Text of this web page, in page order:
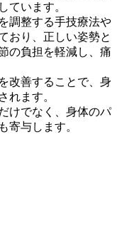
ています。
調整する手技療法や
おり、正しい姿勢と
の負担を軽減し、痛
改善することで、身
れます。
けでなく、身体のパ
寄与します。